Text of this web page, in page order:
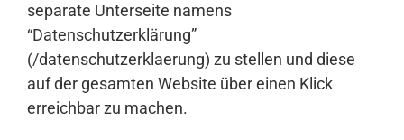
separate Unterseite namens
“Datenschutzerklärung”
(/datenschutzerklaerung) zu stellen und diese
auf der gesamten Website über einen Klick
erreichbar zu machen.